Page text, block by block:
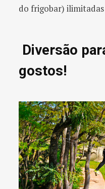
do frigobar) ilimitadas
Diversão
gostos!